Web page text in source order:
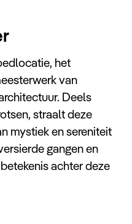
het
van
Deels
straalt deze
mystiek en sereniteit
gangen en
achter deze